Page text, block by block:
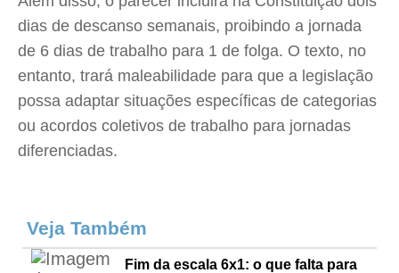
dias de descanso semanais, proibindo a jornada
de 6 dias de trabalho para 1 de folga. O texto, no
entanto, trará maleabilidade para que a legislação
possa adaptar situações específicas de categorias
ou acordos coletivos de trabalho para jornadas
diferenciadas.
Veja Também
Fim da escala 6x1: o que falta para